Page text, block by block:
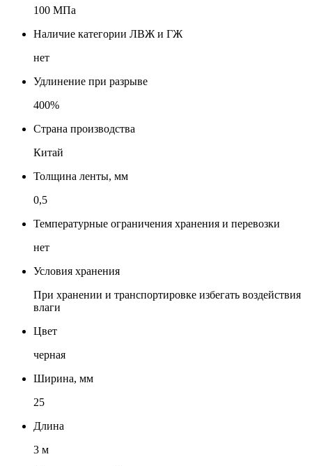
100 МПа
Наличие категории ЛВЖ и ГЖ
нет
Удлинение при разрыве
400%
Страна производства
Китай
Толщина ленты, мм
0,5
Температурные ограничения хранения и перевозки
нет
Условия хранения
При хранении и транспортировке избегать воздействия
влаги
Цвет
черная
Ширина, мм
25
Длина
3 м